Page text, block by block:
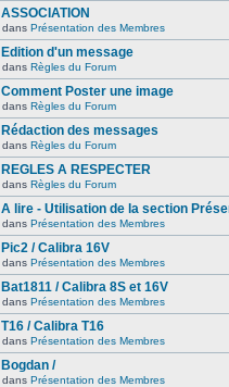
ASSOCIATION
dans Présentation des Membres
Edition d'un message
dans Règles du Forum
Comment Poster une image
dans Règles du Forum
Rédaction des messages
dans Règles du Forum
REGLES A RESPECTER
dans Règles du Forum
A lire - Utilisation de la section
dans Présentation des Membres
Pic2 / Calibra 16V
dans Présentation des Membres
Bat1811 / Calibra 8S et 16V
dans Présentation des Membres
T16 / Calibra T16
dans Présentation des Membres
Bogdan /
dans Présentation des Membres